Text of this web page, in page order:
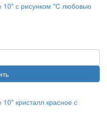
с рисунком "С любовью
кристалл красное с